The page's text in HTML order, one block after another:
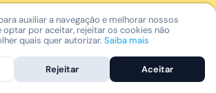
e invista com responsabilidade.
logotipos e marcas de serviço
Serviços, incluindo, mas não se
registrada “Nomad” são marcas
auxiliar a navegação e melhorar nossos
optar por aceitar, rejeitar os cookies não
quais quer autorizar. Saiba mais
Rejeitar Aceitar